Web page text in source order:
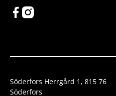
Söderfors Herrgård 1, 815 76
Söderfors